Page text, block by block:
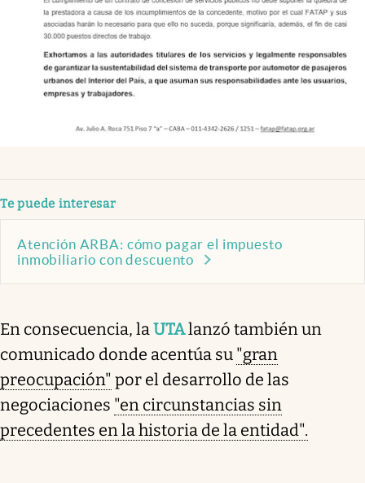
Te puede interesar
Atención ARBA: cómo pagar el impuesto
inmobiliario con descuento
En consecuencia, laUTAlanzó también un
comunicado donde acentúa su "gran
preocupación" por el desarrollo de las
negociaciones "en circunstancias sin
precedentes en la historia de la entidad".